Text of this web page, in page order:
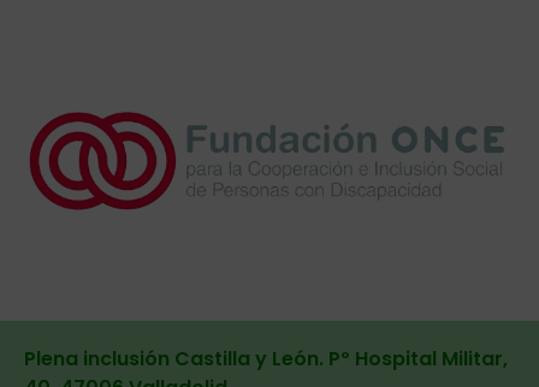
Plena inclusión Castilla y León. Pº Hospital Militar,